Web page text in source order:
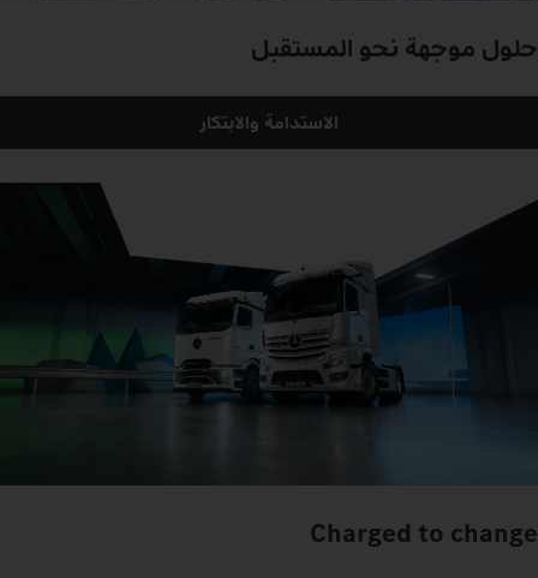
حلول موجهة نحو المستقبل
الاستدامة والابتكار
Charged to change